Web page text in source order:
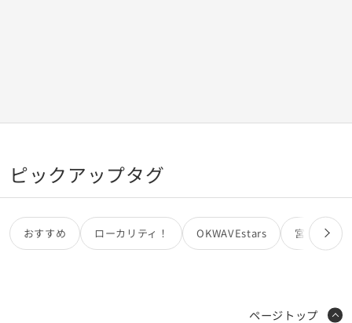
ピックアップタグ
おすすめ ローカリティ！ OKWAVEstars 宮田カオリ
ページトップ